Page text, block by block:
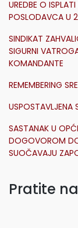
UREDBE O
POSLODAVCA U
SINDIKAT
SIGURNI
KOMANDANTE
REMEMBERING
USPOSTAVLJENA
SASTANAK U
DOGOVOROM
SUOČAVAJU
Pratite